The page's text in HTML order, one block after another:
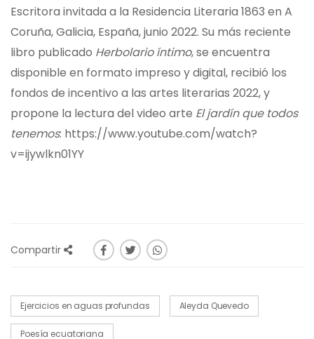
Escritora invitada a la Residencia Literaria 1863 en A
Coruña, Galicia, España, junio 2022. Su más reciente
libro publicado Herbolario íntimo, se encuentra
disponible en formato impreso y digital, recibió los
fondos de incentivo a las artes literarias 2022, y
propone la lectura del video arte El jardín que todos
tenemos: https://www.youtube.com/watch?
v=ijywlkn01YY
Compartir
Ejercicios en aguas profundas Aleyda Quevedo
Poesía ecuatoriana